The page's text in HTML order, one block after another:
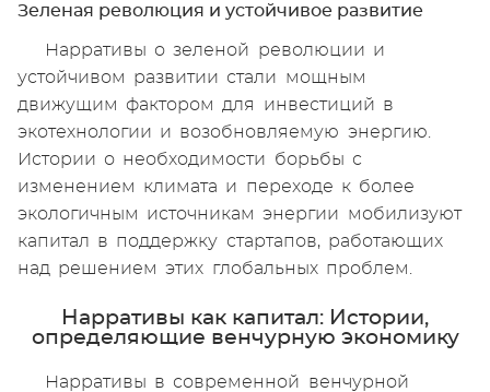
Зеленая революция и устойчивое развитие
Нарративы о зеленой революции и
устойчивом развитии стали мощным
движущим фактором для инвестиций в
экотехнологии и возобновляемую энергию.
Истории о необходимости борьбы с
изменением климата и переходе к более
экологичным источникам энергии мобилизуют
капитал в поддержку стартапов, работающих
над решением этих глобальных проблем.
Нарративы как капитал: Истории,
определяющие венчурную экономику
Нарративы в современной венчурной